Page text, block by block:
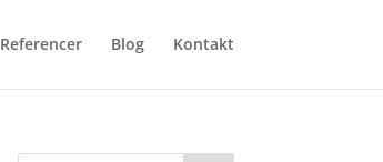
Referencer Blog Kontakt